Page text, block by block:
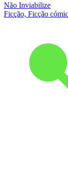
Não Inviabilize
Ficção, Ficção